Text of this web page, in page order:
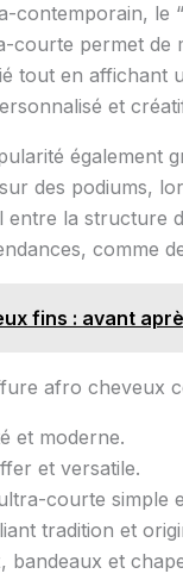
le
courte permet
tout en affichant
et
également
des podiums,
entre la
comme
fins : avant
afro cheveux
et moderne.
et versatile.
courte simple
tradition et
bandeaux et